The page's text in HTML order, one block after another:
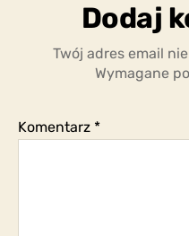
Dodaj
Twój adres email
Wymagane
Komentarz *